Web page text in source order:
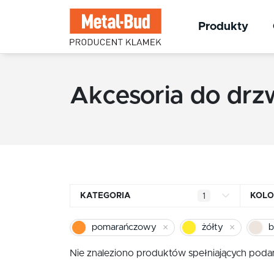
Produkty
Akcesoria do
KATEGORIA 1
Klamki kwadratowe
pomarańczowy żółty
Nie znaleziono produktów spełniających